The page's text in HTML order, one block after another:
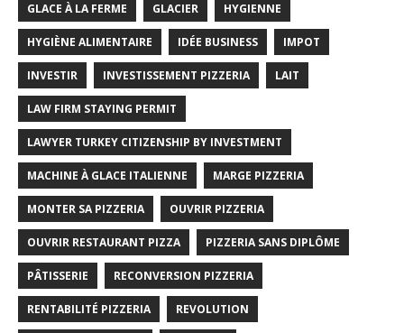
GLACE À LA FERME GLACIER HYGIENNE
HYGIÈNE ALIMENTAIRE IDÉE BUSINESS IMPOT
INVESTIR INVESTISSEMENT PIZZERIA LAIT
LAW FIRM STAYING PERMIT
LAWYER TURKEY CITIZENSHIP BY INVESTMENT
MACHINE À GLACE ITALIENNE MARGE PIZZERIA
MONTER SA PIZZERIA OUVRIR PIZZERIA
OUVRIR RESTAURANT PIZZA PIZZERIA SANS DIPLÔME
PÂTISSERIE RECONVERSION PIZZERIA
RENTABILITÉ PIZZERIA REVOLUTION